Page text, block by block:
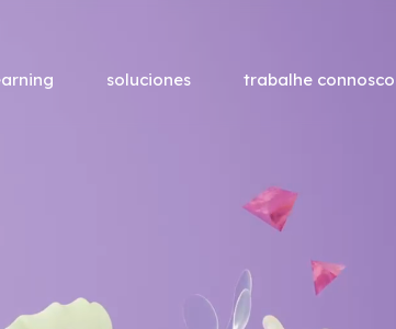
soluciones trabalhe connosco
Formación Profesional